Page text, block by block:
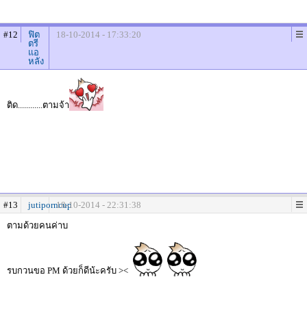
#12
ฟิต
ตรี
แอ
หลัง
18-10-2014 - 17:33:20
ติด............ตามจ้า
#13 jutiporncup18-10-2014 - 22:31:38
ตามด้วยคนค่าบ
รบกวนขอ PM ด้วยก็ดีน้ะครับ ><